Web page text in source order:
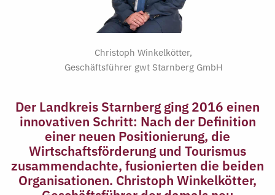
Christoph Winkelkötter,
Geschäftsführer gwt Starnberg GmbH
Der Landkreis Starnberg ging 2016 einen
innovativen Schritt: Nach der Definition
einer neuen Positionierung, die
Wirtschaftsförderung und Tourismus
zusammendachte, fusionierten die beiden
Organisationen. Christoph Winkelkötter,